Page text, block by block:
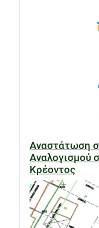
Αναστάτωση
Αναλογισμού
Κρέοντος